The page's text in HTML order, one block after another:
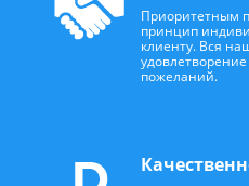
Приоритетным
принцип
клиенту. Вся
пожеланий.